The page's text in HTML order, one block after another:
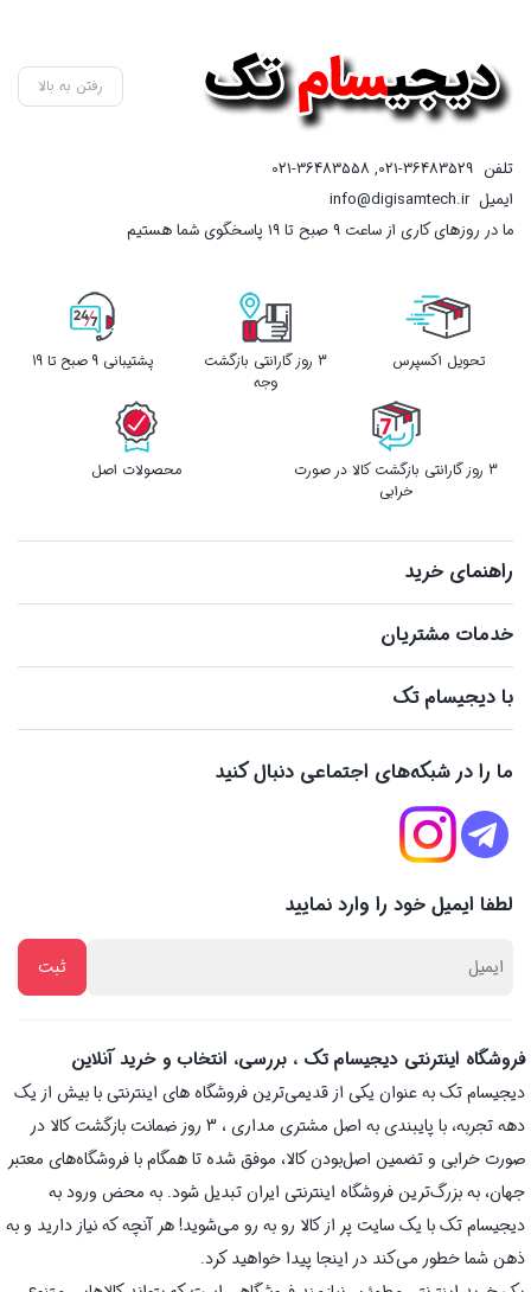
رفتن به بالا
تلفن 021-36483529
,
021-36483558
ایمیلinfo@digisamtech.ir
ما در روزهای کاری از ساعت ۹ صبح تا ۱۹ پاسخگوی شما هستیم
تحویل اکسپرس
3 روز گارانتی بازگشت
وجه
پشتیبانی 9 صبح تا 19
3 روز گارانتی بازگشت کالا در صورت
خرابی
محصولات اصل
راهنمای خرید
خدمات مشتریان
با دیجیسام تک
ما را در شبکه‌های اجتماعی دنبال کنید
لطفا ایمیل خود را وارد نمایید
فروشگاه اینترنتی دیجیسام تک ، بررسی، انتخاب و خرید آنلاین
دیجیسام تک به عنوان یکی از قدیمی‌ترین فروشگاه های اینترنتی با بیش از یک
دهه تجربه، با پایبندی به اصل مشتری مداری ، 3 روز ضمانت بازگشت کالا در
صورت خرابی و تضمین اصل‌بودن کالا، موفق شده تا همگام با فروشگاه‌های معتبر
جهان، به بزرگ‌ترین فروشگاه اینترنتی ایران تبدیل شود. به محض ورود به
دیجیسام تک با یک سایت پر از کالا رو به رو می‌شوید! هر آنچه که نیاز دارید و به
ذهن شما خطور می‌کند در اینجا پیدا خواهید کرد.